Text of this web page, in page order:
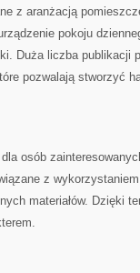
z aranżacją
pokoju
Duża liczba publikacji
pozwalają stworzyć
osób
z
materiałów. Dzięki